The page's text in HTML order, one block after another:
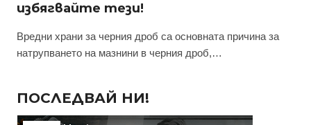
избягвайте тези!
Вредни храни за черния дроб са основната причина за
натрупването на мазнини в черния дроб,…
ПОСЛЕДВАЙ НИ!